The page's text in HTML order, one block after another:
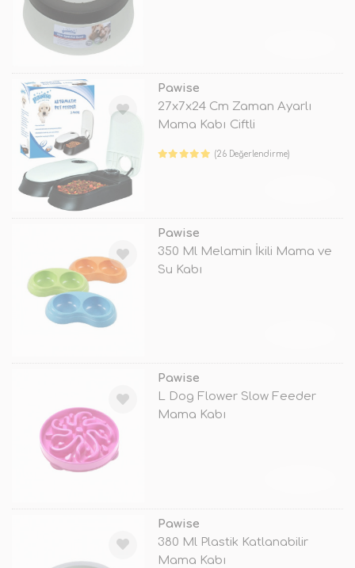
Pawise
27x7x24 Cm Zaman Ayarlı
Mama Kabı Ciftli
(26 Değerlendirme)
Pawise
350 Ml Melamin İkili Mama ve
Su Kabı
Pawise
L Dog Flower Slow Feeder
Mama Kabı
Pawise
380 Ml Plastik Katlanabilir
Mama Kabı